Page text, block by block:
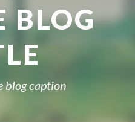
BLOG
blog caption